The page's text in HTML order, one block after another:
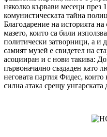
няколко кървави месеци през
комунистическата тайна
Благодарение на историята
мазето, които са били
политически затворници, а и
самият музей е свидетел на
асоцииран и с нови такива:
първоначално създаден като
неговата партия Фидес,
силна атака срещу унгарската